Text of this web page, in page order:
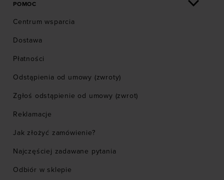
POMOC
Centrum wsparcia
Dostawa
Płatności
Odstąpienia od umowy (zwroty)
Zgłoś odstąpienie od umowy (zwrot)
Reklamacje
Jak złożyć zamówienie?
Najczęściej zadawane pytania
Odbiór w sklepie